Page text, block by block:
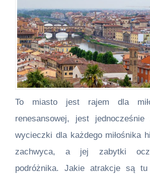
To miasto jest rajem dla
renesansowej, jest jednocześnie
wycieczki dla każdego miłośnika
zachwyca, a jej zabytki
podróżnika. Jakie atrakcje są tu